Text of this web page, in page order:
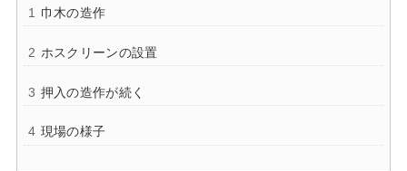
巾木の造作
ホスクリーンの設置
押入の造作が続く
現場の様子